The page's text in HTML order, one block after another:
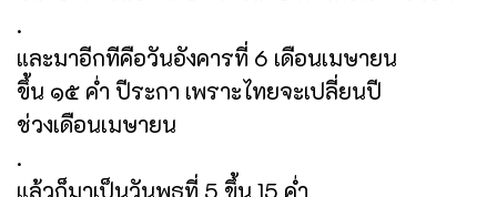
.
และมาอีกทีคือวันอังคารที่ 6 เดือนเมษายน
ขึ้น ๑๕ ค่ำ ปีระกา เพราะไทยจะเปลี่ยนปี
ช่วงเดือนเมษายน
.
แล้วก็มาเป็นวันพุธที่ 5 ขึ้น 15 ค่ำ